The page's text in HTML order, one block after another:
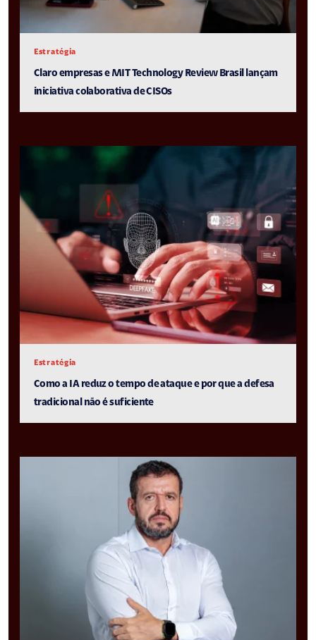
Estratégia
Claro empresas e MIT Technology Review Brasil lançam
iniciativa colaborativa de CISOs
Estratégia
Como a IA reduz o tempo de ataque e por que a defesa
tradicional não é suficiente